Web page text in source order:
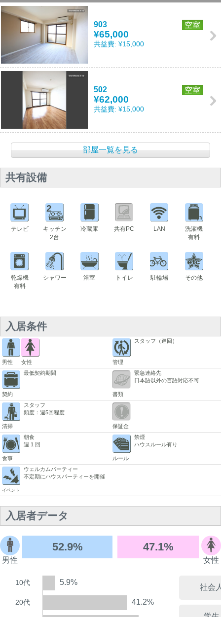
903 空室
¥65,000
共益費: ¥15,000
502 空室
¥62,000
共益費: ¥15,000
部屋一覧を見る
共有設備
テレビ
2
キッチン
2台
冷蔵庫 共有PC LAN
洗濯機
有料
乾燥機
有料
シャワー 浴室 トイレ 駐輪場 その他
入居条件
男性 女性 管理
スタッフ（巡回）
契約
最低契約期間
書類
緊急連絡先
日本語以外の言語対応不可
清掃
スタッフ
頻度：週5回程度
保証金
食事
朝食
週 1 回
ルール
禁煙
ハウスルール有り
イベント
ウェルカムパーティー
不定期にハウスパーティーを開催
入居者データ
男性
52.9% 47.1%
女性
10代 5.9%
20代 41.2%
社会